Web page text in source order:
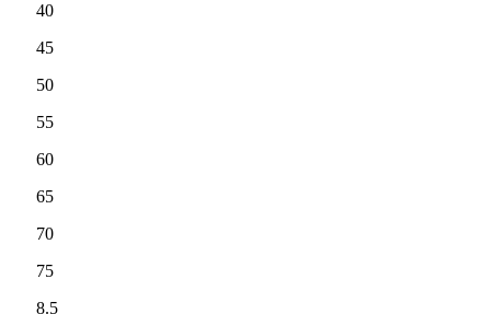
40
45
50
55
60
65
70
75
8.5